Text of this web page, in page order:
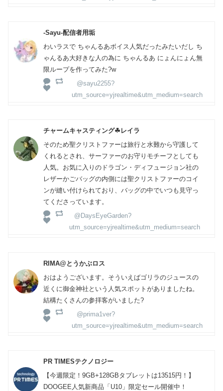
-Sayu-配信者用垢
わいラスで ちゃんるあボイス人気だったみたいだし ち
ゃんるあ大好きな人の為に ちゃんるあ にょんにょん無
限ループを作ってみた?w
@sayu2255?
utm_source=yjrealtime&utm_medium=search
チャームキャスティング☘レイラ
そのため聖クリストファーは旅行と水難から守護して
くれるとされ、サーファーのお守りモチーフとしても
人気。お気に入りのドラゴン・ディフュージョン社の
レザーかごバッグの内側には聖クリストファーのコイ
ンが縫い付けられており、バッグの中でいつも見守っ
てくださっています。
@DaysEyeGarden?
utm_source=yjrealtime&utm_medium=search
RIMA@とうかぶロス
おはようございます。そういえばゴリラのジュースの
近くに御金神社という人気スポットがありましたね。
結構たくさんの参拝客がいました?
@prima1ver?
utm_source=yjrealtime&utm_medium=search
PR TIMESテクノロジー
【今週限定！9GB+128GBタブレットは13515円！】
DOOGEE人気新商品「U10」限定セール開催中！